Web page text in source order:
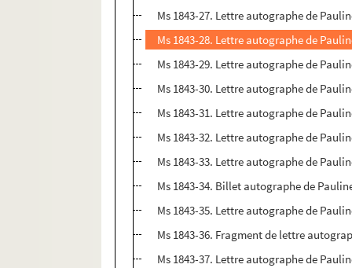
Ms 1843-27. Lettre autographe de
Ms 1843-28. Lettre autographe de
Ms 1843-29. Lettre autographe de
Ms 1843-30. Lettre autographe de
Ms 1843-31. Lettre autographe de
Ms 1843-32. Lettre autographe de
Ms 1843-33. Lettre autographe de
Ms 1843-34. Billet autographe de
Ms 1843-35. Lettre autographe de
Ms 1843-36. Fragment de lettre
Ms 1843-37. Lettre autographe de